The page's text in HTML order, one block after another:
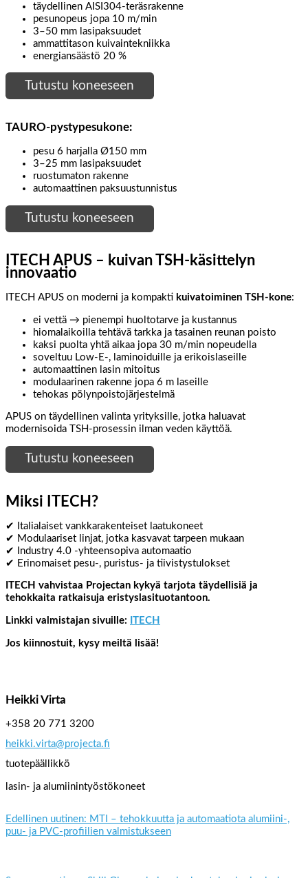
täydellinen AISI304-teräsrakenne
pesunopeus jopa 10 m/min
3–50 mm lasipaksuudet
ammattitason kuivaintekniikka
energiansäästö 20 %
Tutustu koneeseen
TAURO-pystypesukone:
pesu 6 harjalla Ø150 mm
3–25 mm lasipaksuudet
ruostumaton rakenne
automaattinen paksuustunnistus
Tutustu koneeseen
ITECH APUS – kuivan TSH-käsittelyn
innovaatio
ITECH APUS on moderni ja kompakti kuivatoiminen TSH-kone:
ei vettä → pienempi huoltotarve ja kustannus
hiomalaikoilla tehtävä tarkka ja tasainen reunan poisto
kaksi puolta yhtä aikaa jopa 30 m/min nopeudella
soveltuu Low-E-, laminoiduille ja erikoislaseille
automaattinen lasin mitoitus
modulaarinen rakenne jopa 6 m laseille
tehokas pölynpoistojärjestelmä
APUS on täydellinen valinta yrityksille, jotka haluavat
modernisoida TSH-prosessin ilman veden käyttöä.
Tutustu koneeseen
Miksi ITECH?
✔ Italialaiset vankkarakenteiset laatukoneet
✔ Modulaariset linjat, jotka kasvavat tarpeen mukaan
✔ Industry 4.0 -yhteensopiva automaatio
✔ Erinomaiset pesu-, puristus- ja tiivistystulokset
ITECH vahvistaa Projectan kykyä tarjota täydellisiä ja
tehokkaita ratkaisuja eristyslasituotantoon.
Linkki valmistajan sivuille: ITECH
Jos kiinnostuit, kysy meiltä lisää!
Heikki Virta
+358 20 771 3200
heikki.virta@projecta.fi
tuotepäällikkö
lasin- ja alumiinintyöstökoneet
Edellinen uutinen: MTI – tehokkuutta ja automaatiota alumiini-,
puu- ja PVC-profiilien valmistukseen